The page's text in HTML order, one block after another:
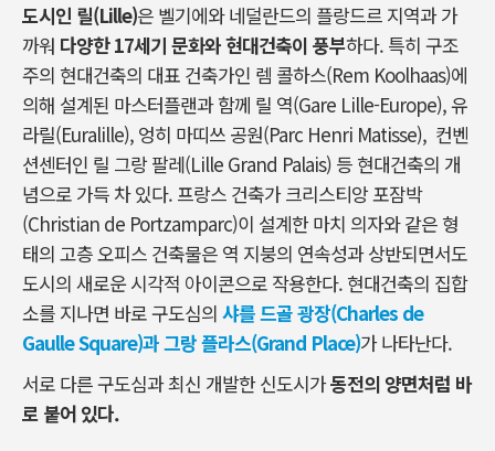
도시인 릴(Lille)은 벨기에와 네덜란드의 플랑드르 지역과 가
까워 다양한 17세기 문화와 현대건축이 풍부하다. 특히 구조
주의 현대건축의 대표 건축가인 렘 콜하스(Rem Koolhaas)에
의해 설계된 마스터플랜과 함께 릴 역(Gare Lille-Europe), 유
라릴(Euralille), 엉히 마띠쓰 공원(Parc Henri Matisse), 컨벤
션센터인 릴 그랑 팔레(Lille Grand Palais) 등 현대건축의 개
념으로 가득 차 있다. 프랑스 건축가 크리스티앙 포잠박
(Christian de Portzamparc)이 설계한 마치 의자와 같은 형
태의 고층 오피스 건축물은 역 지붕의 연속성과 상반되면서도
도시의 새로운 시각적 아이콘으로 작용한다. 현대건축의 집합
소를 지나면 바로 구도심의 샤를 드골 광장(Charles de
Gaulle Square)과 그랑 플라스(Grand Place)가 나타난다.
서로 다른 구도심과 최신 개발한 신도시가동전의 양면처럼 바
로 붙어 있다.